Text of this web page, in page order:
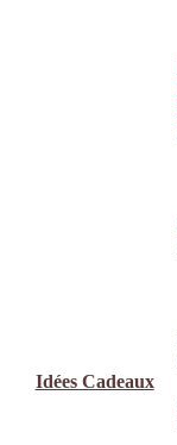
Idées Cadeaux